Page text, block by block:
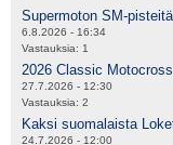
Supermoton SM-
6.8.2026 - 16:34
Vastauksia: 1
2026 Classic
27.7.2026 - 12:30
Vastauksia: 2
Kaksi suomalaista
24.7.2026 - 12:00